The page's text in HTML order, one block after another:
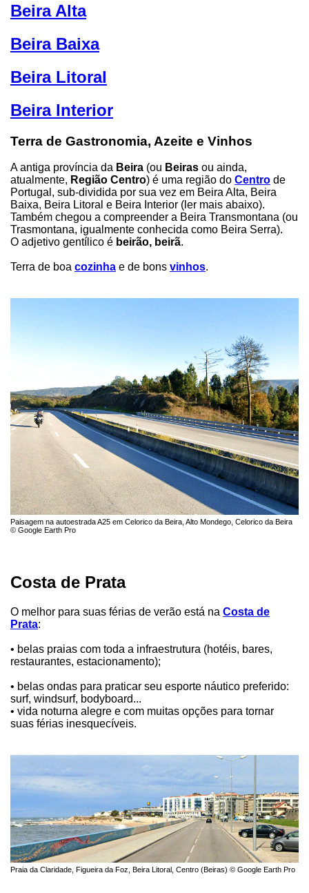
Beira Alta
Beira Baixa
Beira Litoral
Beira Interior
Terra de Gastronomia, Azeite e Vinhos
A antiga província da Beira (ou Beiras ou ainda,
atualmente, Região Centro) é uma região do Centro de
Portugal, sub-dividida por sua vez em Beira Alta, Beira
Baixa, Beira Litoral e Beira Interior (ler mais abaixo).
Também chegou a compreender a Beira Transmontana (ou
Trasmontana, igualmente conhecida como Beira Serra).
O adjetivo gentílico é beirão, beirã.
Terra de boa cozinha e de bons vinhos.
Paisagem na autoestrada A25 em Celorico da Beira, Alto Mondego, Celorico da Beira
© Google Earth Pro
Costa de Prata
O melhor para suas férias de verão está na Costa de
Prata:
• belas praias com toda a infraestrutura (hotéis, bares,
restaurantes, estacionamento);
• belas ondas para praticar seu esporte náutico preferido:
surf, windsurf, bodyboard...
• vida noturna alegre e com muitas opções para tornar
suas férias inesquecíveis.
Praia da Claridade, Figueira da Foz, Beira Litoral, Centro (Beiras) © Google Earth Pro